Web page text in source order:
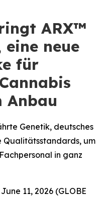
ARX™
neue
für
Anbau
Genetik, deutsches
Qualitätsstandards, um
in ganz
11, 2026 (GLOBE